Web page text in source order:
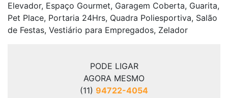
PODE LIGAR
AGORA MESMO
(11) 94722-4054
Elevador, Espaço Gourmet, Garagem Coberta, Guarita,
Pet Place, Portaria 24Hrs, Quadra Poliesportiva, Salão
de Festas, Vestiário para Empregados, Zelador